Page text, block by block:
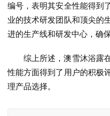
编号，表明其安全性能得到
业的技术研发团队和顶尖的
进的生产线和研发中心，确
综上所述，澳雪沐浴露
性能方面得到了用户的积极
理产品选择。